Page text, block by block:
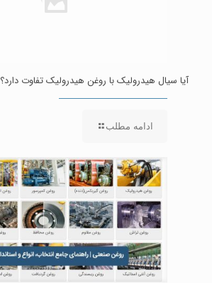
آیا سیال هیدرولیک با روغن هیدرولیک تفاوت دارد؟
ادامه مطلب